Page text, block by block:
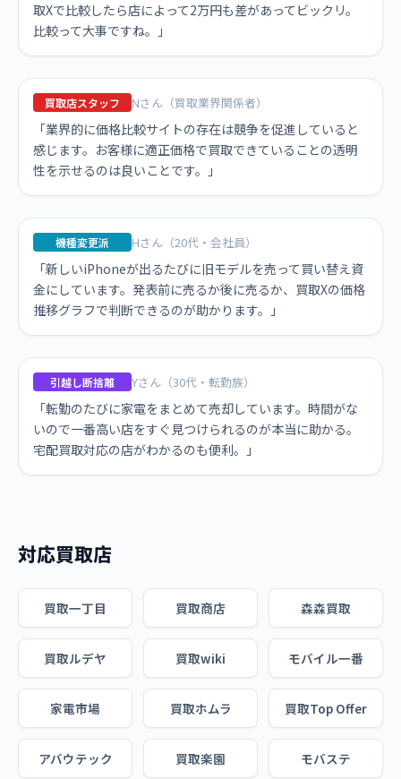
取Xで比較したら店によって2万円も差があってビックリ。
比較って大事ですね。」
買取店スタッフ Nさん（買取業界関係者）
「業界的に価格比較サイトの存在は競争を促進していると
感じます。お客様に適正価格で買取できていることの透明
性を示せるのは良いことです。」
機種変更派 Hさん（20代・会社員）
「新しいiPhoneが出るたびに旧モデルを売って買い替え資
金にしています。発表前に売るか後に売るか、買取Xの価格
推移グラフで判断できるのが助かります。」
引越し断捨離 Yさん（30代・転勤族）
「転勤のたびに家電をまとめて売却しています。時間がな
いので一番高い店をすぐ見つけられるのが本当に助かる。
宅配買取対応の店がわかるのも便利。」
対応買取店
買取一丁目 買取商店 森森買取
買取ルデヤ 買取wiki モバイル一番
家電市場 買取ホムラ 買取Top Offer
アバウテック 買取楽園 モバステ